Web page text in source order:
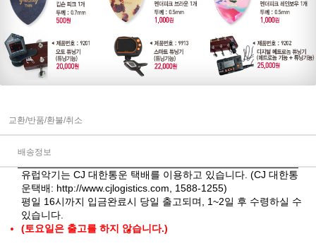
교환/반품/환불/취소
배송정보
유럽악기는 CJ 대한통운 택배를 이용하고 있습니다. (CJ 대한통
운택배: http://www.cjlogistics.com , 1588-1255)
평일 16시까지 입금완료시 당일 출고되며, 1~2일 후 수령하실 수
있습니다.
(토요일은 출고를 하지 않습니다.)